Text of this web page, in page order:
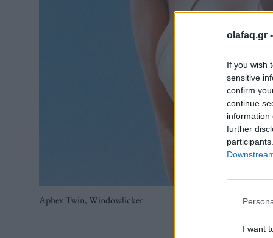
olafaq.gr -
If you wish
sensitive
confirm
continue
information
further
I want
Aphex Twin, Windowlicker